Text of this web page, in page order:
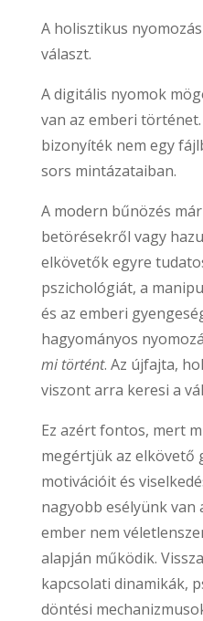
A holisztikus
választ.
A digitális nyomok
van az emberi
bizonyíték nem egy
sors mintázataiban.
A modern bűnözés
betörésekről vagy
elkövetők egyre
pszichológiát, a
és az emberi
hagyományos
mi történt. Az újfajta,
viszont arra keresi a
Ez azért fontos, mert
megértjük az elkövető
motivációit és
nagyobb esélyünk van
ember nem
alapján működik.
kapcsolati dinamikák,
döntési